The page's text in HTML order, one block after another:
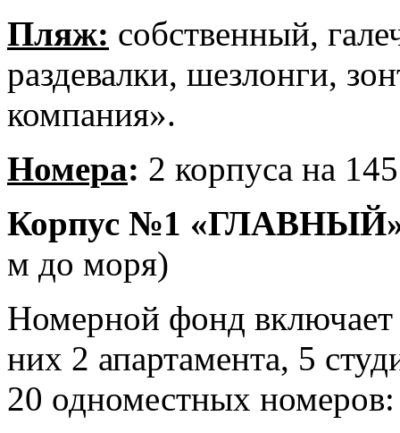
Пляж: собственный,
раздевалки, шезлонги,
компания».
Номера: 2 корпуса на
Корпус №1
м до моря)
Номерной фонд включает
них 2 апартамента, 5
20 одноместных номеров: